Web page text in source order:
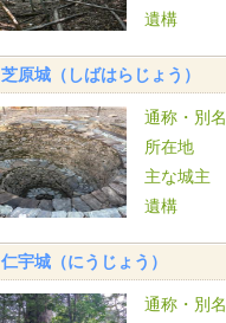
遺構
芝原城（しばはらじょう）
通称・別名
所在地
主な城主
遺構
仁宇城（にうじょう）
通称・別名